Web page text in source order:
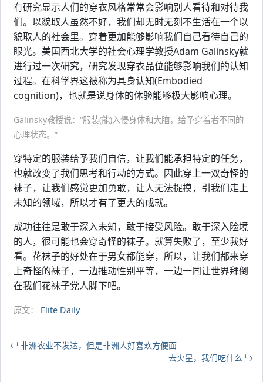
有研究显示人们的穿衣风格常常会影响别人看待和对待我
们。以貌取人虽然不好，我们却无时无刻不生活在一个以
貌取人的社会里。穿着更加能够影响我们自己看待自己的
眼光。美国西北大学的社会心理学教授Adam Galinsky就
进行过一次研究，研究发现穿衣品位能够影响我们的认知
过程。在科学界这被称为具身认知(Embodied
cognition)，也就是说身体的体验能够极大影响心理。
Galinsky教授说：“服装(能)入侵身体和大脑，给予穿着者不同的
心理状态。”
穿特定的服装给予我们自信，让我们能承担特定的任务，
也就改变了我们思考和行动的方式。因此穿上一双奇怪的
袜子，让我们感觉更加勇敢，让人无法捉摸，引我们走上
未知的领域，所以才有了更大的成就。
成功往往是敢于深入未知，敢于接受风险。敢于深入险境
的人，很可能也会穿奇怪的袜子。就算失败了，至少我好
看。花袜子的好处在于男女都能穿，所以，让我们都来穿
上奇怪的袜子，一边推动性别平等，一边一同让世界拜倒
在我们花袜子党人脚下吧。
原文： Elite Daily
非洲农业不发达，但是非洲人好喜欢方便面
去火星，我们吃什么